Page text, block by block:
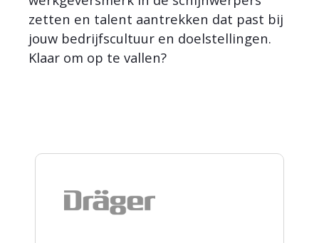
zetten en talent aantrekken dat past bij
jouw bedrijfscultuur en doelstellingen.
Klaar om op te vallen?